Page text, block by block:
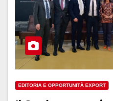
EDITORIA E OPPORTUNITÀ EXPORT